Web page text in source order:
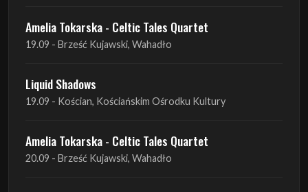
Liquid Shadows
19.09 - Kościan, Kościańskim Ośrodku Kultury
Amelia Tokarska - Celtic Tales Quartet
20.09 - Brześć Kujawski, Wahadło
Red Sand